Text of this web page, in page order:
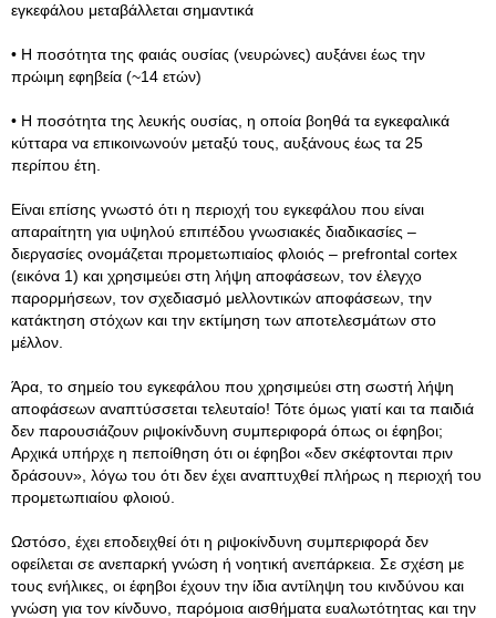
εγκεφάλου μεταβάλλεται σημαντικά
• Η ποσότητα της φαιάς ουσίας (νευρώνες) αυξάνει έως την
πρώιμη εφηβεία (~14 ετών)
• Η ποσότητα της λευκής ουσίας, η οποία βοηθά τα εγκεφαλικά
κύτταρα να επικοινωνούν μεταξύ τους, αυξάνους έως τα 25
περίπου έτη.
Είναι επίσης γνωστό ότι η περιοχή του εγκεφάλου που είναι
απαραίτητη για υψηλού επιπέδου γνωσιακές διαδικασίες –
διεργασίες ονομάζεται προμετωπιαίος φλοιός – prefrontal cortex
(εικόνα 1) και χρησιμεύει στη λήψη αποφάσεων, τον έλεγχο
παρορμήσεων, τον σχεδιασμό μελλοντικών αποφάσεων, την
κατάκτηση στόχων και την εκτίμηση των αποτελεσμάτων στο
μέλλον.
Άρα, το σημείο του εγκεφάλου που χρησιμεύει στη σωστή λήψη
αποφάσεων αναπτύσσεται τελευταίο! Τότε όμως γιατί και τα παιδιά
δεν παρουσιάζουν ριψοκίνδυνη συμπεριφορά όπως οι έφηβοι;
Αρχικά υπήρχε η πεποίθηση ότι οι έφηβοι «δεν σκέφτονται πριν
δράσουν», λόγω του ότι δεν έχει αναπτυχθεί πλήρως η περιοχή του
προμετωπιαίου φλοιού.
Ωστόσο, έχει εποδειχθεί ότι η ριψοκίνδυνη συμπεριφορά δεν
οφείλεται σε ανεπαρκή γνώση ή νοητική ανεπάρκεια. Σε σχέση με
τους ενήλικες, οι έφηβοι έχουν την ίδια αντίληψη του κινδύνου και
γνώση για τον κίνδυνο, παρόμοια αισθήματα ευαλωτότητας και την